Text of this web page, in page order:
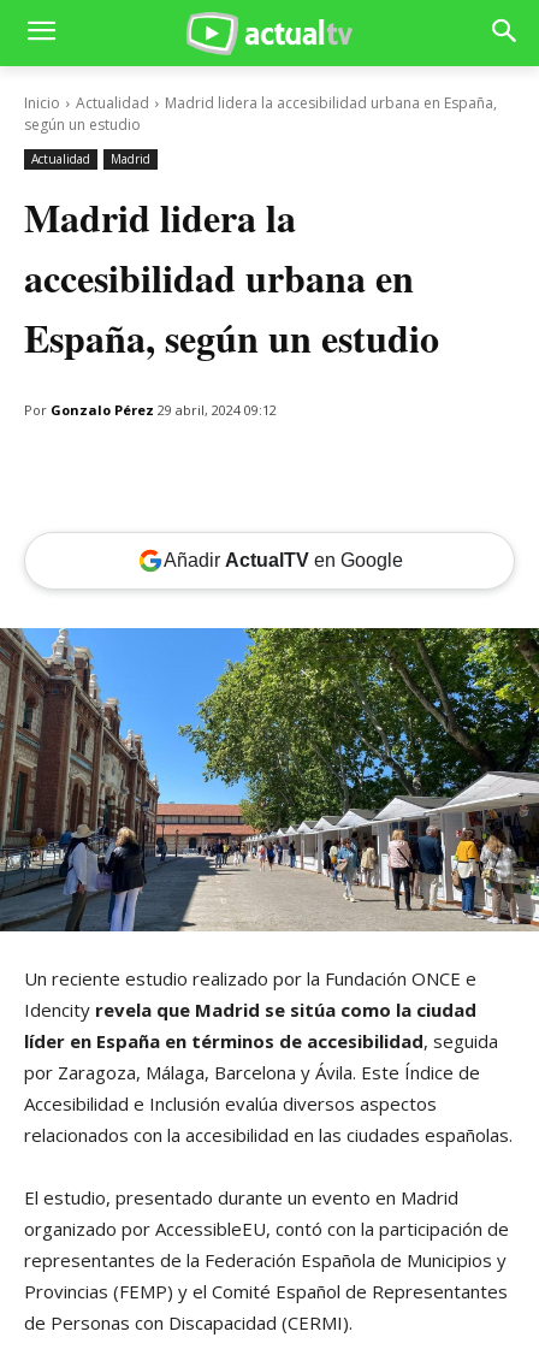
Inicio Actualidad
Madrid lidera la accesibilidad urbana en España,
según un estudio
Actualidad Madrid
Madrid lidera la
accesibilidad urbana en
España, según un estudio
Por Gonzalo Pérez 29 abril, 2024 09:12
Añadir ActualTVen Google
Un reciente estudio realizado por la Fundación ONCE e
Idencity revela que Madrid se sitúa como la ciudad
líder en España en términos de accesibilidad, seguida
por Zaragoza, Málaga, Barcelona y Ávila. Este Índice de
Accesibilidad e Inclusión evalúa diversos aspectos
relacionados con la accesibilidad en las ciudades españolas.
El estudio, presentado durante un evento en Madrid
organizado por AccessibleEU, contó con la participación de
representantes de la Federación Española de Municipios y
Provincias (FEMP) y el Comité Español de Representantes
de Personas con Discapacidad (CERMI).